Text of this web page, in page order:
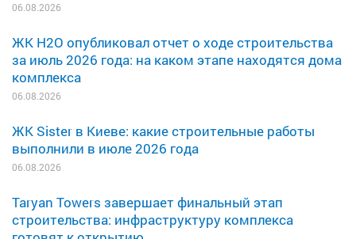
06.08.2026
ЖК H2O опубликовал отчет о ходе строительства
за июль 2026 года: на каком этапе находятся дома
комплекса
06.08.2026
ЖК Sister в Киеве: какие строительные работы
выполнили в июле 2026 года
06.08.2026
Taryan Towers завершает финальный этап
строительства: инфраструктуру комплекса